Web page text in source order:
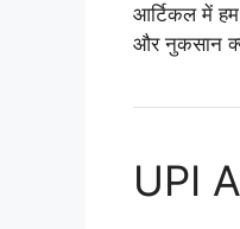
आर्टिकल में
और नुकसान
UPI